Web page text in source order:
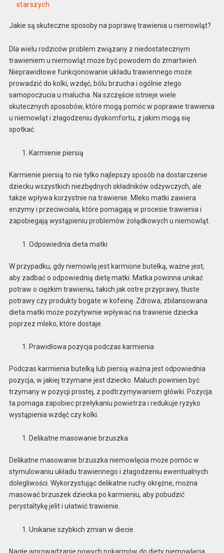
starszych
Jakie są skuteczne sposoby na poprawę trawienia u niemowląt?
Dla wielu rodziców problem związany z niedostatecznym
trawieniem u niemowląt może być powodem do zmartwień.
Nieprawidłowe funkcjonowanie układu trawiennego może
prowadzić do kolki, wzdęć, bólu brzucha i ogólnie złego
samopoczucia u malucha. Na szczęście istnieje wiele
skutecznych sposobów, które mogą pomóc w poprawie trawienia
u niemowląt i złagodzeniu dyskomfortu, z jakim mogą się
spotkać.
Karmienie piersią
Karmienie piersią to nie tylko najlepszy sposób na dostarczenie
dziecku wszystkich niezbędnych składników odżywczych, ale
także wpływa korzystnie na trawienie. Mleko matki zawiera
enzymy i przeciwciała, które pomagają w procesie trawienia i
zapobiegają wystąpieniu problemów żołądkowych u niemowląt.
Odpowiednia dieta matki
W przypadku, gdy niemowlę jest karmione butelką, ważne jest,
aby zadbać o odpowiednią dietę matki. Matka powinna unikać
potraw o ciężkim trawieniu, takich jak ostre przyprawy, tłuste
potrawy czy produkty bogate w kofeinę. Zdrowa, zbilansowana
dieta matki może pozytywnie wpływać na trawienie dziecka
poprzez mleko, które dostaje.
Prawidłowa pozycja podczas karmienia
Podczas karmienia butelką lub piersią ważna jest odpowiednia
pozycja, w jakiej trzymane jest dziecko. Maluch powinien być
trzymany w pozycji prostej, z podtrzymywaniem główki. Pozycja
ta pomaga zapobiec przełykaniu powietrza i redukuje ryzyko
wystąpienia wzdęć czy kolki.
Delikatne masowanie brzuszka
Delikatne masowanie brzuszka niemowlęcia może pomóc w
stymulowaniu układu trawiennego i złagodzeniu ewentualnych
dolegliwości. Wykorzystując delikatne ruchy okrężne, można
masować brzuszek dziecka po karmieniu, aby pobudzić
perystaltykę jelit i ułatwić trawienie.
Unikanie szybkich zmian w diecie